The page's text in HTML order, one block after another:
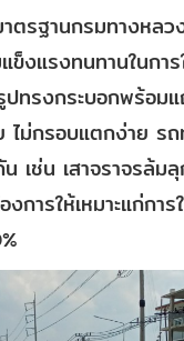
ฐานกรมทางหลว
ข็งแรงทนทานในก
ปทรงกระบอกพร้อ
ไม่กรอบแตกง่าย ร
เช่น เสาจราจรล้ม
ารให้เหมาะแก่การ